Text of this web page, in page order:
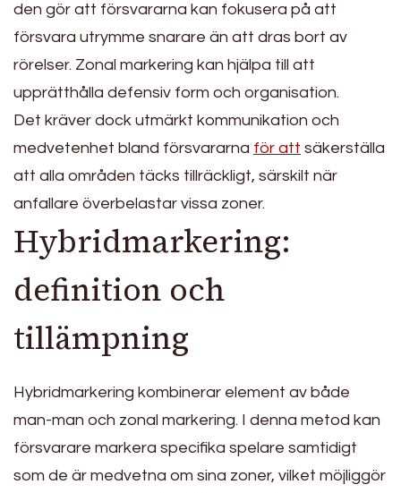
den gör att försvararna kan fokusera på att
försvara utrymme snarare än att dras bort av
rörelser. Zonal markering kan hjälpa till att
upprätthålla defensiv form och organisation.
Det kräver dock utmärkt kommunikation och
medvetenhet bland försvararna för att säkerställa
att alla områden täcks tillräckligt, särskilt när
anfallare överbelastar vissa zoner.
Hybridmarkering:
definition och
tillämpning
Hybridmarkering kombinerar element av både
man-man och zonal markering. I denna metod kan
försvarare markera specifika spelare samtidigt
som de är medvetna om sina zoner, vilket möjliggör